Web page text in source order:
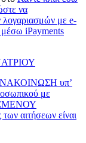
να
λογαριασμών με e-
iPayments
υπ’
με
αιτήσεων είναι